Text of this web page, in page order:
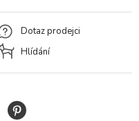
Dotaz prodejci
Hlídání